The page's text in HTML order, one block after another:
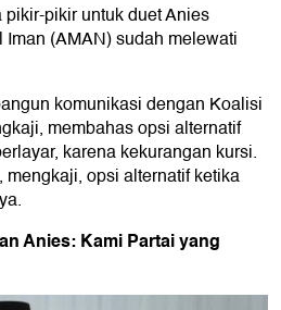
pikir untuk duet Anies
(AMAN) sudah melewati
komunikasi dengan Koalisi
membahas opsi alternatif
karena kekurangan kursi.
opsi alternatif ketika
Anies: Kami Partai yang